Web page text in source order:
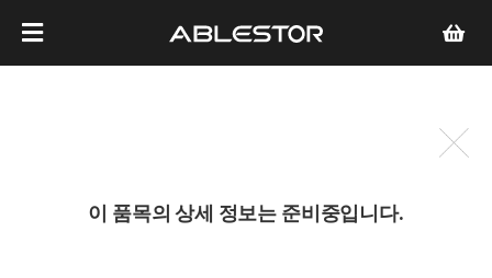
이 품목의 상세 정보는 준비중입니다.